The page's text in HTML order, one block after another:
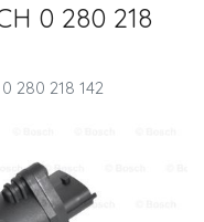
0 280 218
280 218 142